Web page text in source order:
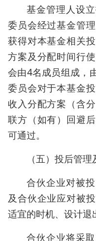
基金管理人设
委员会经过基金管
获得对本基金相关
方案及分配时间行
会由4名成员组成，
委员会对于本基金
收入分配方案（含
联方（如有）回避
可通过。
（五）投后管理
合伙企业对被
及合伙企业应对被
适宜的时机、设计退
合伙企业将采